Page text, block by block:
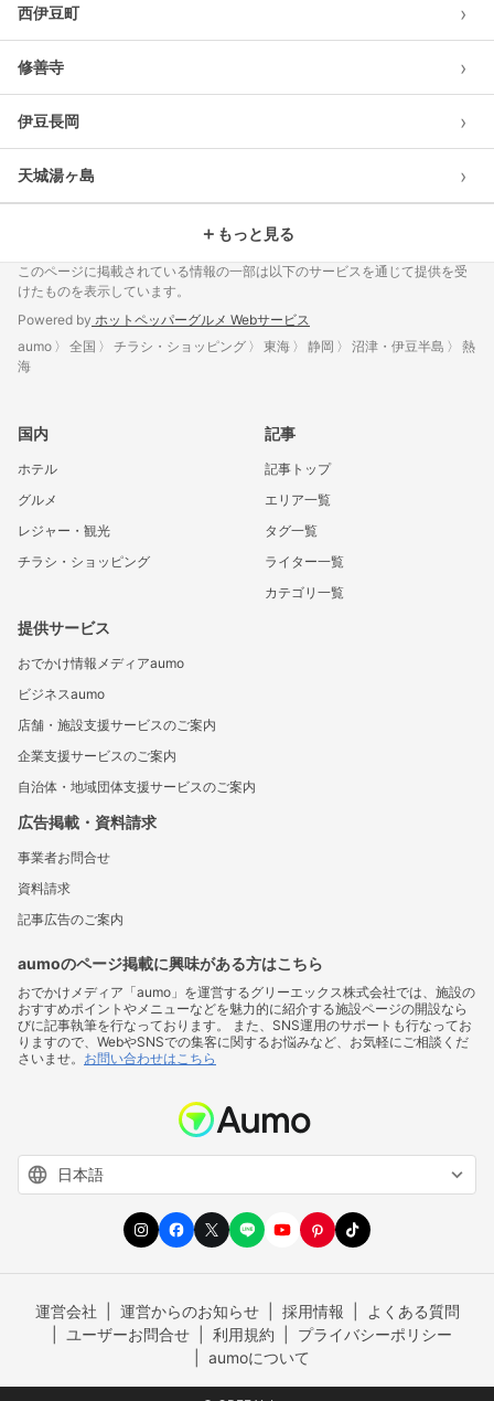
西伊豆町 ›
修善寺 ›
伊豆長岡 ›
天城湯ヶ島 ›
＋ もっと見る
このページに掲載されている情報の一部は以下のサービスを通じて提供を受
けたものを表示しています。
Powered by ホットペッパーグルメ Webサービス
aumo
全国 チラシ・ショッピング 東海 静岡 沼津・伊豆半島
熱
海
国内
ホテル
グルメ
レジャー・観光
チラシ・ショッピング
記事
記事トップ
エリア一覧
タグ一覧
ライター一覧
カテゴリ一覧
提供サービス
おでかけ情報メディアaumo
ビジネスaumo
店舗・施設支援サービスのご案内
企業支援サービスのご案内
自治体・地域団体支援サービスのご案内
広告掲載・資料請求
事業者お問合せ
資料請求
記事広告のご案内
aumoのページ掲載に興味がある方はこちら
おでかけメディア「aumo」を運営するグリーエックス株式会社では、施設の
おすすめポイントやメニューなどを魅力的に紹介する施設ページの開設なら
びに記事執筆を行なっております。 また、SNS運用のサポートも行なってお
りますので、WebやSNSでの集客に関するお悩みなど、お気軽にご相談くだ
さいませ。 お問い合わせはこちら
運営会社 運営からのお知らせ 採用情報
よくある質問
ユーザーお問合せ
利用規約
プライバシーポリシー
aumoについて